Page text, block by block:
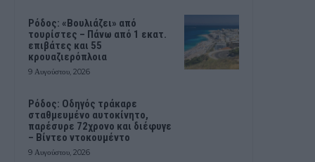
Ρόδος: «Βουλιάζει» από
τουρίστες – Πάνω από 1 εκατ.
επιβάτες και 55
κρουαζιερόπλοια
9 Αυγούστου, 2026
Ρόδος: Οδηγός τράκαρε
σταθμευμένο αυτοκίνητο,
παρέσυρε 72χρονο και διέφυγε
– Βίντεο ντοκουμέντο
9 Αυγούστου, 2026